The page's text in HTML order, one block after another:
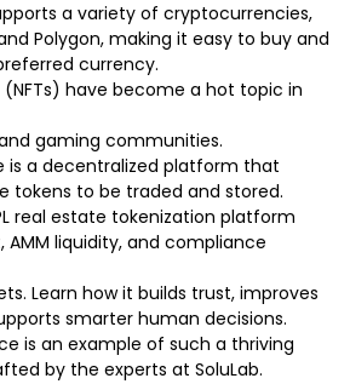
a variety of cryptocurrencies,
Polygon, making it easy to buy and
currency.
have become a hot topic in
gaming communities.
is a decentralized platform that
tokens to be traded and stored.
real estate tokenization platform
liquidity, and compliance
Learn how it builds trust, improves
smarter human decisions.
is an example of such a thriving
by the experts at SoluLab.